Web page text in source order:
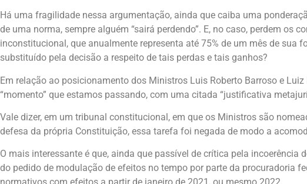
Há uma fragilidade nessa argumentação, ainda que caiba uma
de uma norma, sempre alguém “sairá perdendo”. E, no caso, perdem
inconstitucional, que anualmente representa até 75% de um mês de sua
substituído pela decisão a respeito de tais perdas e tais ganhos?
Em relação ao posicionamento dos Ministros Luis Roberto Barroso e
“momento” que estamos passando, com uma citada “justificativa
Vale dizer, em um tribunal constitucional, em que os Ministros são
defesa da própria Constituição, essa tarefa foi negada de modo a
O mais interessante é que, ainda que passível de crítica pela
do pedido de modulação de efeitos no tempo por parte da procuradoria